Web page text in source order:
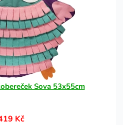
Sova 53x55cm
Kč